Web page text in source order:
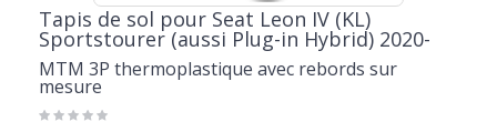
Tapis de sol pour Seat Leon IV (KL)
Sportstourer (aussi Plug-in Hybrid) 2020-
MTM 3P thermoplastique avec rebords sur
mesure